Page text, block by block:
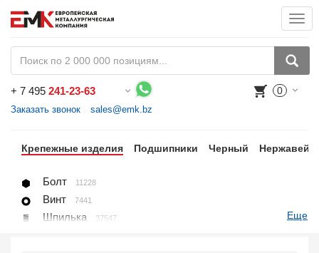
+ 7 495 241-23-63
Заказать звонок sales@emk.bz
0
Крепежные изделия Подшипники Черный
Болт 11228
Винт 7441
Шпилька 37547 Еще